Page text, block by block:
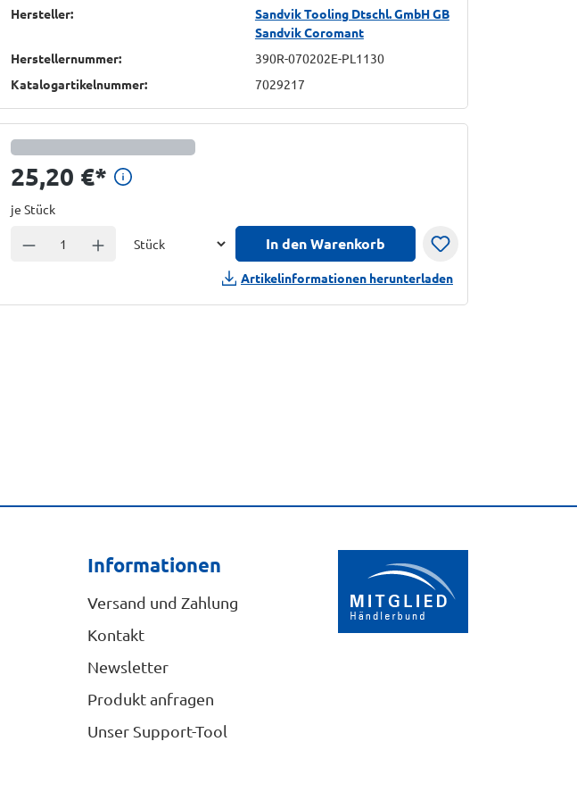
Hersteller:
Sandvik Tooling Dtschl. GmbH GB
Sandvik Coromant
Herstellernummer:
390R-070202E-PL1130
Katalogartikelnummer:
7029217
25,20 €* Preisinformationen anzeigen
je Stück
Anzahl verringernAnzahl erhöhen In den Warenkorb
Artikelinformationen herunterladen
Informationen
Versand und Zahlung
Kontakt
Newsletter
Produkt anfragen
Unser Support-Tool